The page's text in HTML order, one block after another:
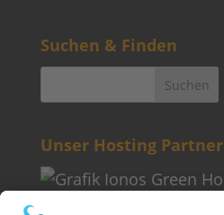
Suchen & Finden
Unser Hosting Partner